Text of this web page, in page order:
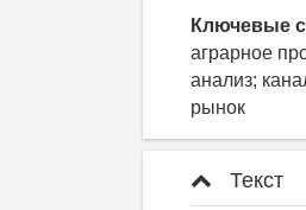
Ключевые
аграрное
анализ;
рынок
Текст